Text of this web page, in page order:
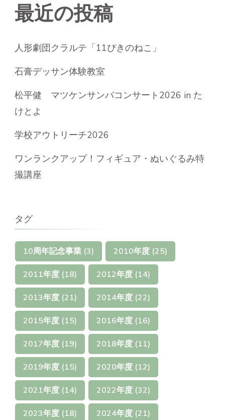
最近の投稿
人形劇団クラルテ「11ぴきのねこ」
石膏デッサン体験教室
松平健 マツケンサンバコンサート2026 in た
けとよ
学校アウトリーチ2026
ワンランクアップ！フィギュア・ぬいぐるみ特
撮講座
タグ
10周年記念事業 (3) 2010年度 (25)
2011年度 (18) 2012年度 (14)
2013年度 (21) 2014年度 (22)
2015年度 (15) 2016年度 (16)
2017年度 (19) 2018年度 (11)
2019年度 (15) 2020年度 (12)
2021年度 (14) 2022年度 (32)
2023年度 (18) 2024年度 (21)